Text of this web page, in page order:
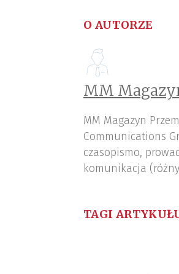
O AUTORZE
MM
MM Magazyn
Communications
czasopismo,
komunikacja
TAGI